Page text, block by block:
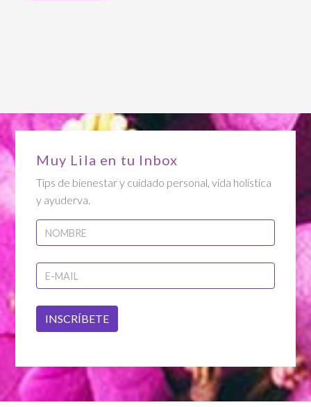
Muy Lila en tu Inbox
Tips de bienestar y cuidado personal, vida holística
y ayuderva.
INSCRÍBETE